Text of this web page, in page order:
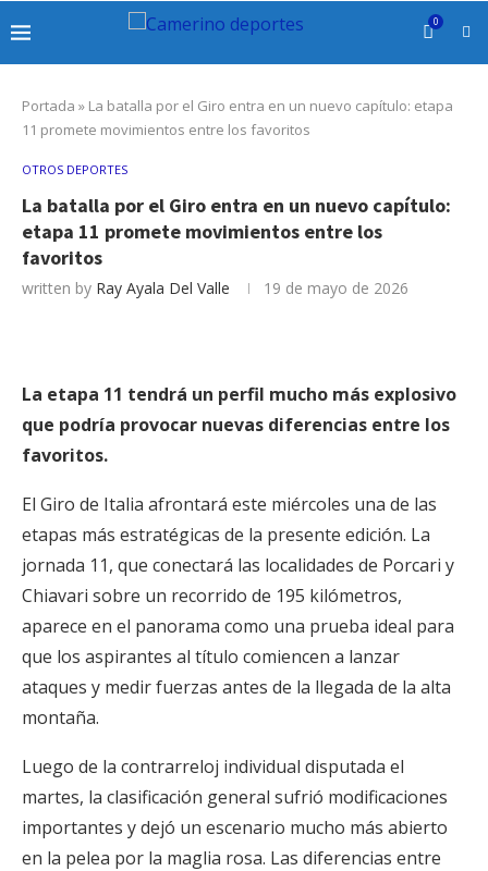
0
Portada » La batalla por el Giro entra en un nuevo capítulo: etapa
11 promete movimientos entre los favoritos
OTROS DEPORTES
La batalla por el Giro entra en un nuevo capítulo:
etapa 11 promete movimientos entre los
favoritos
written by Ray Ayala Del Valle 19 de mayo de 2026
La etapa 11 tendrá un perfil mucho más explosivo
que podría provocar nuevas diferencias entre los
favoritos.
El Giro de Italia afrontará este miércoles una de las
etapas más estratégicas de la presente edición. La
jornada 11, que conectará las localidades de Porcari y
Chiavari sobre un recorrido de 195 kilómetros,
aparece en el panorama como una prueba ideal para
que los aspirantes al título comiencen a lanzar
ataques y medir fuerzas antes de la llegada de la alta
montaña.
Luego de la contrarreloj individual disputada el
martes, la clasificación general sufrió modificaciones
importantes y dejó un escenario mucho más abierto
en la pelea por la maglia rosa. Las diferencias entre